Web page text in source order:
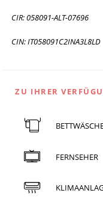
CIR: 058091-ALT-07696
CIN: IT058091C2INA3L8LD
ZU IHRER
FERNSEHER